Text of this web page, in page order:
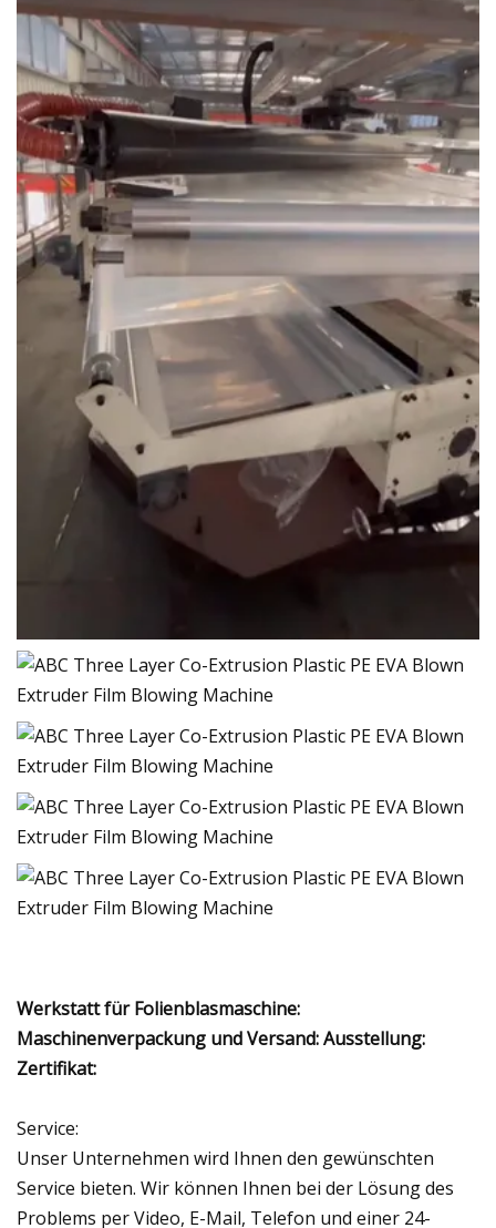
Werkstatt für Folienblasmaschine:
Maschinenverpackung und Versand: Ausstellung:
Zertifikat:
Service:
Unser Unternehmen wird Ihnen den gewünschten
Service bieten. Wir können Ihnen bei der Lösung des
Problems per Video, E-Mail, Telefon und einer 24-